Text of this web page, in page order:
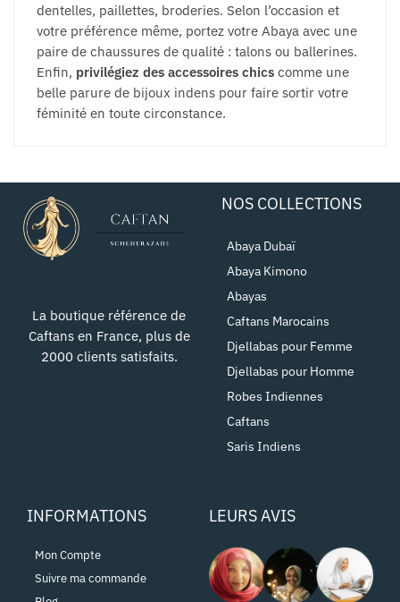
dentelles, paillettes, broderies. Selon l’occasion et
votre préférence même, portez votre Abaya avec une
paire de chaussures de qualité : talons ou ballerines.
Enfin, privilégiez des accessoires chics comme une
belle parure de bijoux indens pour faire sortir votre
féminité en toute circonstance.
La boutique référence de
Caftans en France, plus de
2000 clients satisfaits.
NOS COLLECTIONS
Abaya Dubaï
Abaya Kimono
Abayas
Caftans Marocains
Djellabas pour Femme
Djellabas pour Homme
Robes Indiennes
Caftans
Saris Indiens
INFORMATIONS
Mon Compte
Suivre ma commande
LEURS AVIS